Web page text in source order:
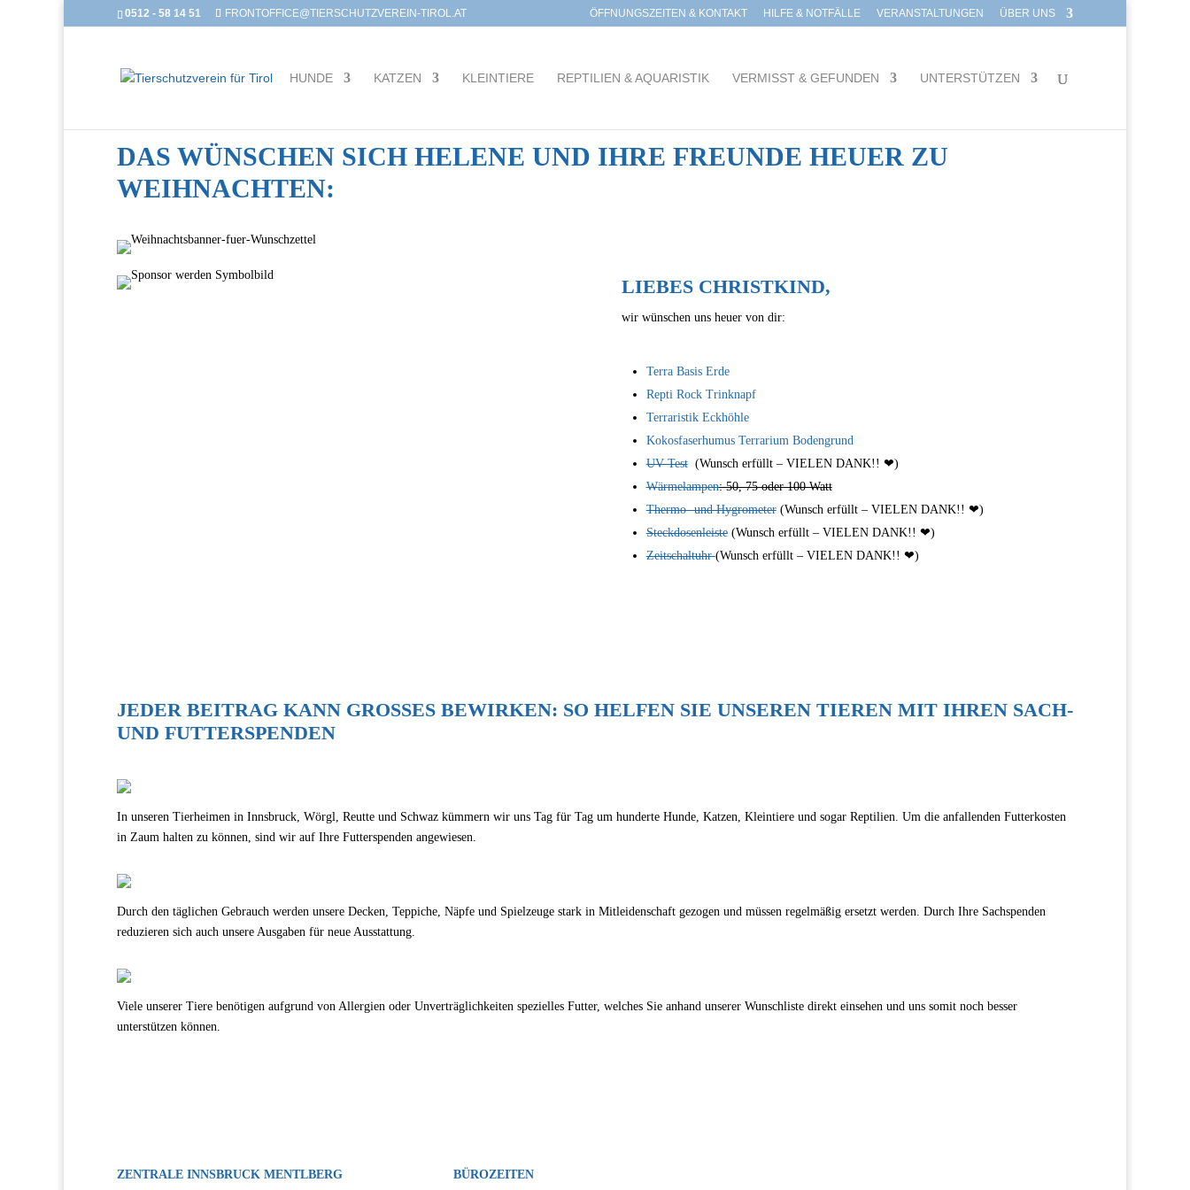
0512 - 58 14 51 FRONTOFFICE@TIERSCHUTZVEREIN-TIROL.AT ÖFFNUNGSZEITEN & KONTAKT HILFE & NOTFÄLLE VERANSTALTUNGEN ÜBER UNS
HUNDE KATZEN KLEINTIERE REPTILIEN & AQUARISTIK VERMISST & GEFUNDEN UNTERSTÜTZEN
DAS WÜNSCHEN SICH HELENE UND IHRE FREUNDE HEUER ZU
WEIHNACHTEN:
LIEBES CHRISTKIND,
wir wünschen uns heuer von dir:
Terra Basis Erde
Repti Rock Trinknapf
Terraristik Eckhöhle
Kokosfaserhumus Terrarium Bodengrund
UV Test(Wunsch erfüllt – VIELEN DANK!! ❤︎)
Wärmelampen: 50, 75 oder 100 Watt
Thermo- und Hygrometer(Wunsch erfüllt – VIELEN DANK!! ❤︎)
Steckdosenleiste(Wunsch erfüllt – VIELEN DANK!! ❤︎)
Zeitschaltuhr(Wunsch erfüllt – VIELEN DANK!! ❤︎)
JEDER BEITRAG KANN GROSSES BEWIRKEN: SO HELFEN SIE UNSEREN TIEREN MIT IHREN SACH- U
ND FUTTERSPENDEN
In unseren Tierheimen in Innsbruck, Wörgl, Reutte und Schwaz kümmern wir uns Tag für Tag um hunderte Hunde, Katzen, Kleintiere und sogar Reptilien. Um die anfallenden Futterkosten
in Zaum halten zu können, sind wir auf Ihre Futterspenden angewiesen.
Durch den täglichen Gebrauch werden unsere Decken, Teppiche, Näpfe und Spielzeuge stark in Mitleidenschaft gezogen und müssen regelmäßig ersetzt werden. Durch Ihre Sachspenden
reduzieren sich auch unsere Ausgaben für neue Ausstattung.
Viele unserer Tiere benötigen aufgrund von Allergien oder Unverträglichkeiten spezielles Futter, welches Sie anhand unserer Wunschliste direkt einsehen und uns somit noch besser
unterstützen können.
ZENTRALE INNSBRUCK MENTLBERG
BÜROZEITEN